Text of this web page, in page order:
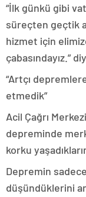
“İlk günkü gibi
süreçten geçtik
hizmet için
çabasındayız.”
“Artçı
etmedik”
Acil Çağrı
depreminde
korku
Depremin
düşündüklerini